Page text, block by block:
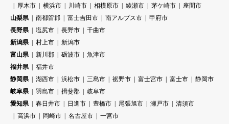
厚木市
横浜市 川崎市 相模原市 綾瀬市 茅ケ崎市
座間市
山梨県
南都留郡 富士吉田市 南アルプス市
甲府市
長野県
塩尻市 長野市
千曲市
新潟県
村上市
新潟市
富山県
新川郡 砺波市
魚津市
福井県
福井市
静岡県
湖西市 浜松市 三島市 裾野市 富士宮市 富士市
静岡市
岐阜県
羽島市 揖斐郡
岐阜市
愛知県
春日井市 日進市 豊橋市 尾張旭市 瀬戸市
清須市
高浜市
岡崎市 名古屋市
一宮市